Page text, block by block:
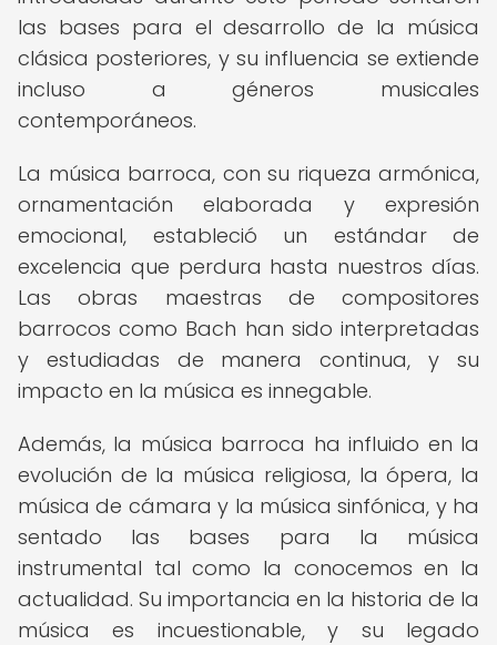
las bases para el desarrollo de la música
clásica posteriores, y su influencia se extiende
incluso a géneros musicales
contemporáneos.
La música barroca, con su riqueza armónica,
ornamentación elaborada y expresión
emocional, estableció un estándar de
excelencia que perdura hasta nuestros días.
Las obras maestras de compositores
barrocos como Bach han sido interpretadas
y estudiadas de manera continua, y su
impacto en la música es innegable.
Además, la música barroca ha influido en la
evolución de la música religiosa, la ópera, la
música de cámara y la música sinfónica, y ha
sentado las bases para la música
instrumental tal como la conocemos en la
actualidad. Su importancia en la historia de la
música es incuestionable, y su legado